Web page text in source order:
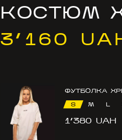
КОСТЮМ
3’160
ФУТБОЛКА
S
M L
1’380 UAH